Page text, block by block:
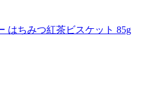
はちみつ紅茶ビスケット 85g